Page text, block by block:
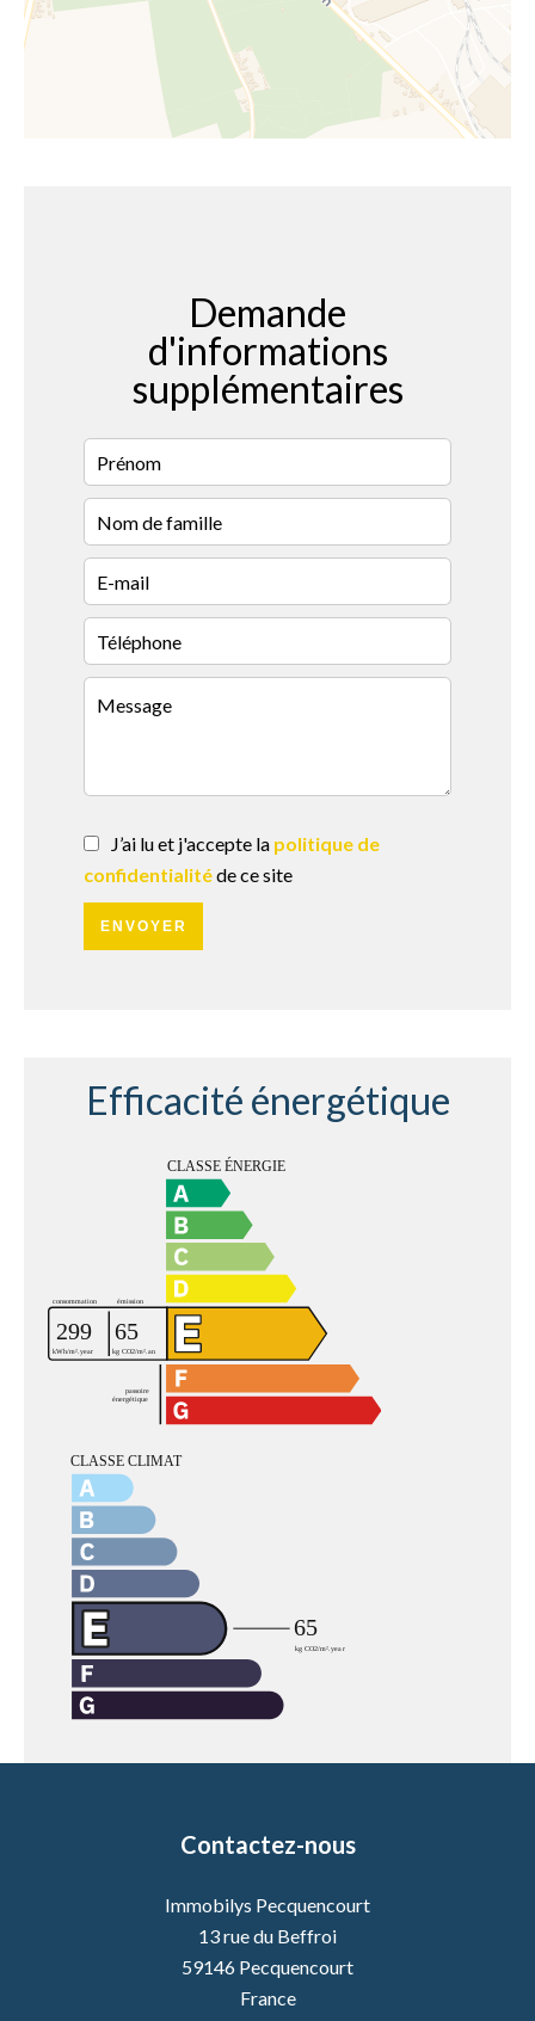
Demande
d'informations
supplémentaires
J’ai lu et j'accepte la politique de
confidentialitéde ce site
ENVOYER
Efficacité énergétique
Contactez-nous
Immobilys Pecquencourt
13 rue du Beffroi
59146 Pecquencourt
France